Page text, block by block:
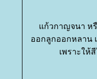
ก้วกาญจนา หรื
ออกลูกออกหลาน
เพราะให้